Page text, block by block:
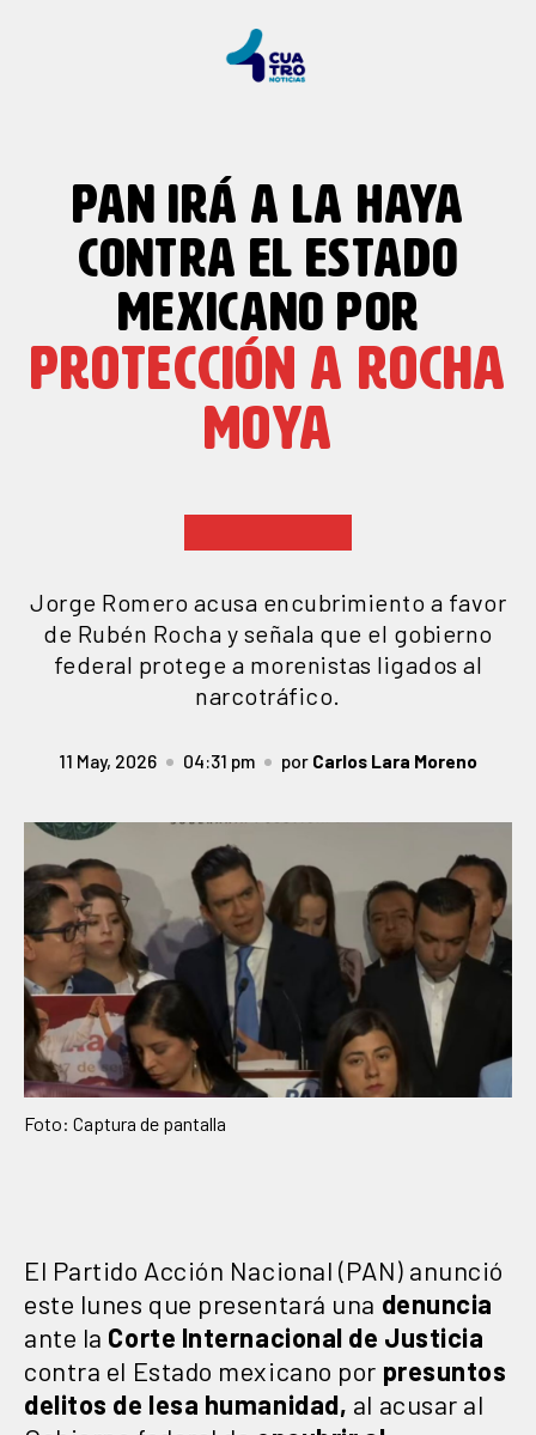
PAN IRÁ A LA HAYA
CONTRA EL ESTADO
MEXICANO POR
PROTECCIÓN A ROCHA
MOYA
Jorge Romero acusa encubrimiento a favor
de Rubén Rocha y señala que el gobierno
federal protege a morenistas ligados al
narcotráfico.
11 May, 2026 04:31 pm por Carlos Lara Moreno
Foto: Captura de pantalla
El Partido Acción Nacional (PAN) anunció
este lunes que presentará una denuncia
ante la Corte Internacional de Justicia
contra el Estado mexicano por presuntos
delitos de lesa humanidad, al acusar al